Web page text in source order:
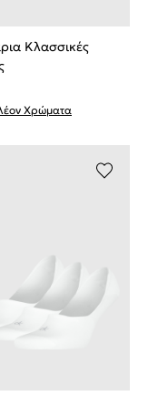
Κλασσικές
Χρώματα